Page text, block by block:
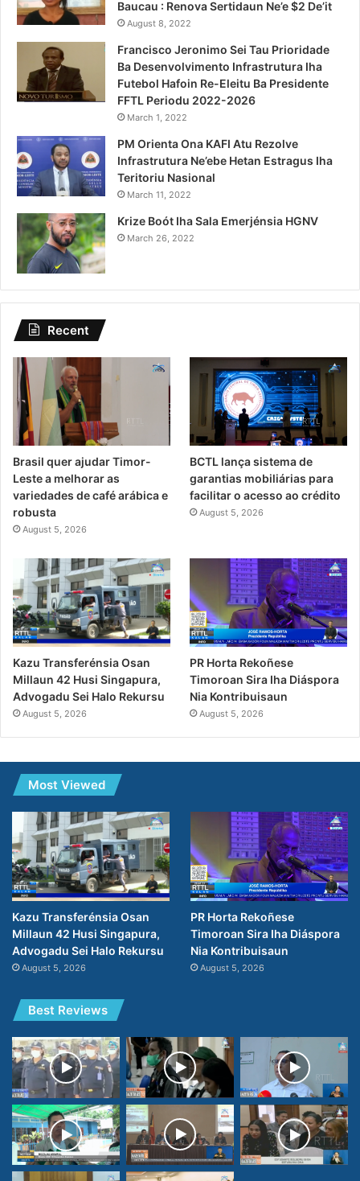
Baucau : Renova Sertidaun Ne’e $2 De’it
August 8, 2022
Francisco Jeronimo Sei Tau Prioridade
Ba Desenvolvimento Infrastrutura Iha
Futebol Hafoin Re-Eleitu Ba Presidente
FFTL Periodu 2022-2026
March 1, 2022
PM Orienta Ona KAFI Atu Rezolve
Infrastrutura Ne’ebe Hetan Estragus Iha
Teritoriu Nasional
March 11, 2022
Krize Boót Iha Sala Emerjénsia HGNV
March 26, 2022
Recent
Brasil quer ajudar Timor-
Leste a melhorar as
variedades de café arábica e
robusta
August 5, 2026
BCTL lança sistema de
garantias mobiliárias para
facilitar o acesso ao crédito
August 5, 2026
Kazu Transferénsia Osan
Millaun 42 Husi Singapura,
Advogadu Sei Halo Rekursu
August 5, 2026
PR Horta Rekoñese
Timoroan Sira Iha Diáspora
Nia Kontribuisaun
August 5, 2026
Most Viewed
Kazu Transferénsia Osan
Millaun 42 Husi Singapura,
Advogadu Sei Halo Rekursu
August 5, 2026
PR Horta Rekoñese
Timoroan Sira Iha Diáspora
Nia Kontribuisaun
August 5, 2026
Best Reviews